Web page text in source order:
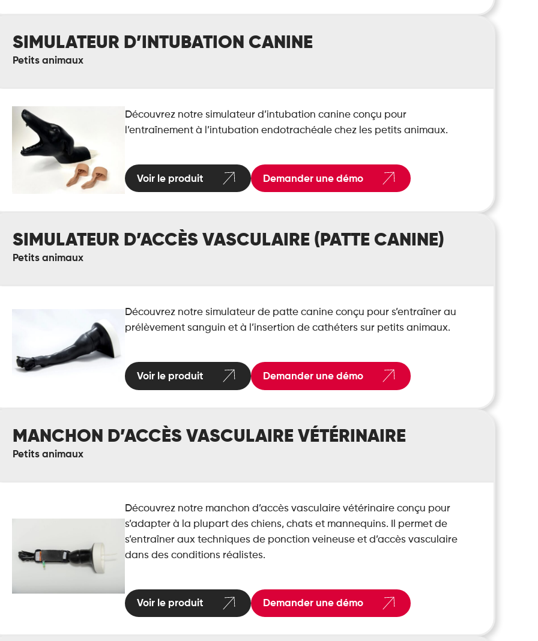
SIMULATEUR D’INTUBATION CANINE
Petits animaux
Découvrez notre simulateur d’intubation canine conçu pour
l’entraînement à l’intubation endotrachéale chez les petits animaux.
Voir le produit Demander une démo
SIMULATEUR D’ACCÈS VASCULAIRE (PATTE CANINE)
Petits animaux
Découvrez notre simulateur de patte canine conçu pour s’entraîner au
prélèvement sanguin et à l’insertion de cathéters sur petits animaux.
Voir le produit Demander une démo
MANCHON D’ACCÈS VASCULAIRE VÉTÉRINAIRE
Petits animaux
Découvrez notre manchon d’accès vasculaire vétérinaire conçu pour
s’adapter à la plupart des chiens, chats et mannequins. Il permet de
s’entraîner aux techniques de ponction veineuse et d’accès vasculaire
dans des conditions réalistes.
Voir le produit Demander une démo